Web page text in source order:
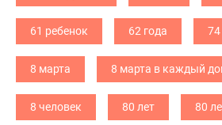
61 ребенок 62 года 74
8 марта 8 марта в каждый
8 человек 80 лет 80